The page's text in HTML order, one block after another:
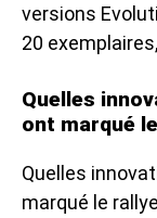
versions
20
Quelles
ont marqué
Quelles
marqué le